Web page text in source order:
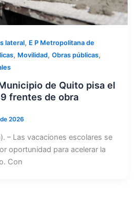
lateral, E P Metropolitana de
, Movilidad, Obras públicas,
de Quito pisa el
frentes de obra
2026
– Las vacaciones escolares se
oportunidad para acelerar la
Con